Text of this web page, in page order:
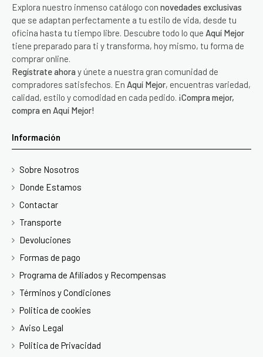
Explora nuestro inmenso catálogo con novedades exclusivas
que se adaptan perfectamente a tu estilo de vida, desde tu
oficina hasta tu tiempo libre. Descubre todo lo que Aquí Mejor
tiene preparado para ti y transforma, hoy mismo, tu forma de
comprar online.
Regístrate ahora y únete a nuestra gran comunidad de
compradores satisfechos. En Aquí Mejor, encuentras variedad,
calidad, estilo y comodidad en cada pedido. ¡Compra mejor,
compra en Aquí Mejor!
Información
Sobre Nosotros
Donde Estamos
Contactar
Transporte
Devoluciones
Formas de pago
Programa de Afiliados y Recompensas
Términos y Condiciones
Politica de cookies
Aviso Legal
Politica de Privacidad